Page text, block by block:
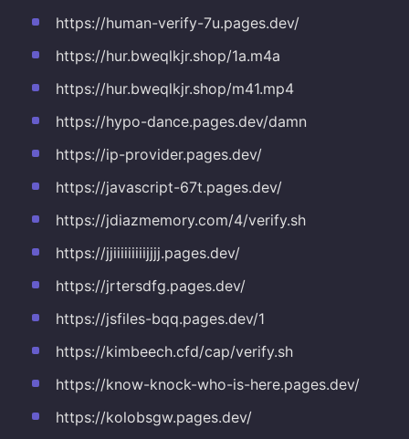
https://human-verify-7u.pages.dev/
https://hur.bweqlkjr.shop/1a.m4a
https://hur.bweqlkjr.shop/m41.mp4
https://hypo-dance.pages.dev/damn
https://ip-provider.pages.dev/
https://javascript-67t.pages.dev/
https://jdiazmemory.com/4/verify.sh
https://jjiiiiiiiiijjjj.pages.dev/
https://jrtersdfg.pages.dev/
https://jsfiles-bqq.pages.dev/1
https://kimbeech.cfd/cap/verify.sh
https://know-knock-who-is-here.pages.dev/
https://kolobsgw.pages.dev/